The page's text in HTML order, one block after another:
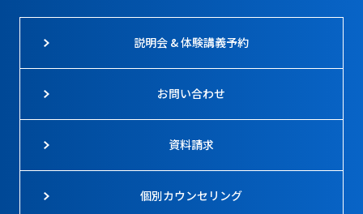
説明会 & 体験講義予約
お問い合わせ
資料請求
個別カウンセリング